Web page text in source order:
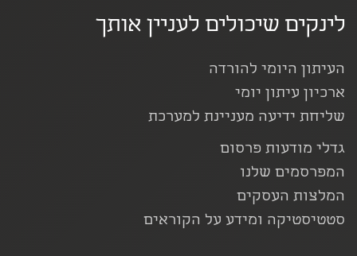
לינקים שיכולים לעניין אותך
העיתון היומי להורדה
ארכיון עיתון יומי
שליחת ידיעה מעניינת למערכת
גדלי מודעות פרסום
המפרסמים שלנו
המלצות העסקים
סטטיסטיקה ומידע על הקוראים